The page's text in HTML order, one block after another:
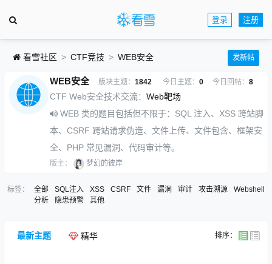
登录 注册
看雪社区 CTF竞技 WEB安全 发新帖
WEB安全 版块主题： 1842 今日主题： 0 今日回帖： 8
CTF Web安全技术交流： Web靶场
WEB 类的题目包括但不限于：SQL 注入、XSS 跨站脚
本、CSRF 跨站请求伪造、文件上传、文件包含、框架安
全、PHP 常见漏洞、代码审计等。
版主： 梦幻的彼岸
标签： 全部 SQL注入 XSS CSRF 文件 漏洞 审计 攻击溯源
Webshell
分析
隐患预警 其他
最新主题 精华 排序：